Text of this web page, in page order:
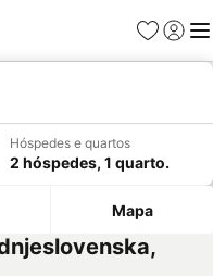
Favoritos
Iniciar
Hóspedes e quartos
2 hóspedes, 1 quarto.
Mapa